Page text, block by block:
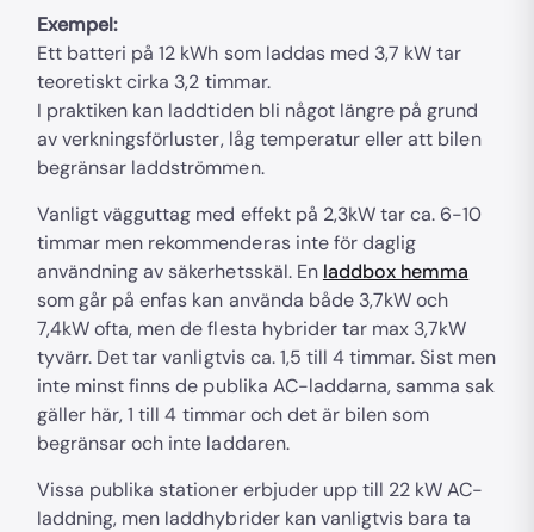
Exempel:
Ett batteri på 12 kWh som laddas med 3,7 kW tar
teoretiskt cirka 3,2 timmar.
I praktiken kan laddtiden bli något längre på grund
av verkningsförluster, låg temperatur eller att bilen
begränsar laddströmmen.
Vanligt vägguttag med effekt på 2,3kW tar ca. 6-10
timmar men rekommenderas inte för daglig
användning av säkerhetsskäl. En laddbox hemma
som går på enfas kan använda både 3,7kW och
7,4kW ofta, men de flesta hybrider tar max 3,7kW
tyvärr. Det tar vanligtvis ca. 1,5 till 4 timmar. Sist men
inte minst finns de publika AC-laddarna, samma sak
gäller här, 1 till 4 timmar och det är bilen som
begränsar och inte laddaren.
Vissa publika stationer erbjuder upp till 22 kW AC-
laddning, men laddhybrider kan vanligtvis bara ta